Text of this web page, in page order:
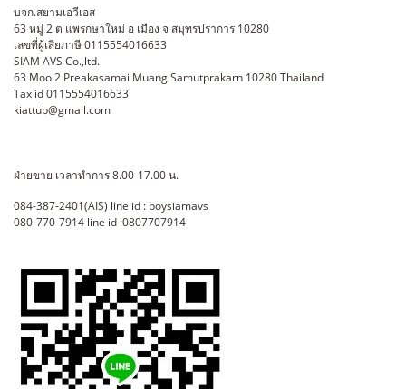
บจก.สยามเอวีเอส
63 หมู่ 2 ต แพรกษาใหม่ อ เมือง จ สมุทรปราการ 10280
เลขที่ผู้เสียภาษี 0115554016633
SIAM AVS Co.,ltd.
63 Moo 2 Preakasamai Muang Samutprakarn 10280 Thailand
Tax id 0115554016633
kiattub@gmail.com
ฝ่ายขาย เวลาทำการ 8.00-17.00 น.
084-387-2401(AIS) line id : boysiamavs
080-770-7914 line id :0807707914